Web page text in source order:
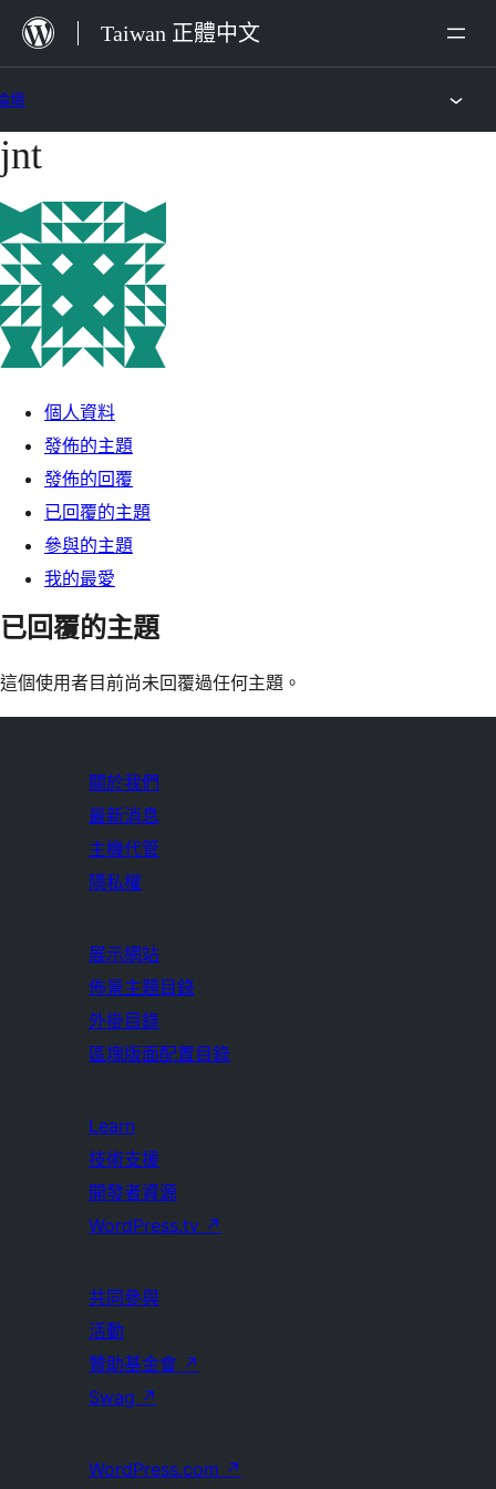
內
容
Taiwan 正體中文
壇
跳
至
主
要
內
容
jnt
個人資料
發佈的主題
發佈的回覆
已回覆的主題
參與的主題
我的最愛
已回覆的主題
這個使用者目前尚未回覆過任何主題。
關於我們
最新消息
主機代管
隱私權
展示網站
佈景主題目錄
外掛目錄
區塊版面配置目錄
Learn
技術支援
開發者資源
WordPress.tv ↗
共同參與
活動
贊助基金會 ↗
Swag ↗
WordPress.com ↗